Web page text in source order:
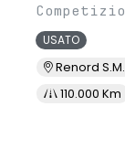
USATO
Renord
110.000 Km